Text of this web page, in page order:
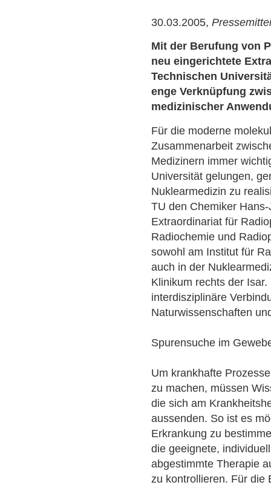
30.03.2005,
Mit der Berufung von
neu eingerichtete
Technischen
enge Verknüpfung
medizinischer
Für die moderne
Zusammenarbeit
Medizinern immer
Universität gelungen,
Nuklearmedizin zu
TU den Chemiker
Extraordinariat für
Radiochemie und
sowohl am Institut für
auch in der
Klinikum rechts der
interdisziplinäre
Naturwissenschaften
Spurensuche im
Um krankhafte
zu machen, müssen
die sich am
aussenden. So ist es
Erkrankung zu
die geeignete,
abgestimmte Therapie
zu kontrollieren. Für die